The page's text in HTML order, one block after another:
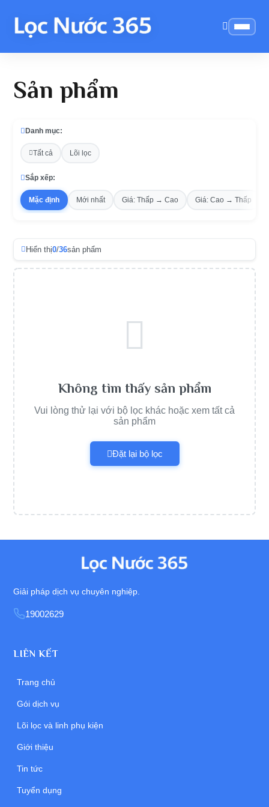
Sản phẩm
Danh mục:
Tất cả Lõi lọc
Sắp xếp:
Mặc định Mới nhất Giá: Thấp → Cao Giá: Cao → Thấp
Hiển thị0/36sản phẩm
Không tìm thấy sản phẩm
Vui lòng thử lại với bộ lọc khác hoặc xem tất cả
sản phẩm
Đặt lại bộ lọc
Giải pháp dịch vụ chuyên nghiệp.
19002629
LIÊN KẾT
Trang chủ
Gói dịch vụ
Lõi lọc và linh phụ kiện
Giới thiệu
Tin tức
Tuyển dụng